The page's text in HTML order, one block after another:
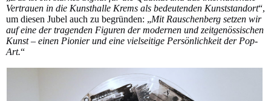
Vertrauen in die Kunsthalle Krems als bedeutenden Kunststandort“,
um diesen Jubel auch zu begründen: „Mit Rauschenberg setzen wir
auf eine der tragenden Figuren der modernen und zeitgenössischen
Kunst – einen Pionier und eine vielseitige Persönlichkeit der Pop-
Art.“